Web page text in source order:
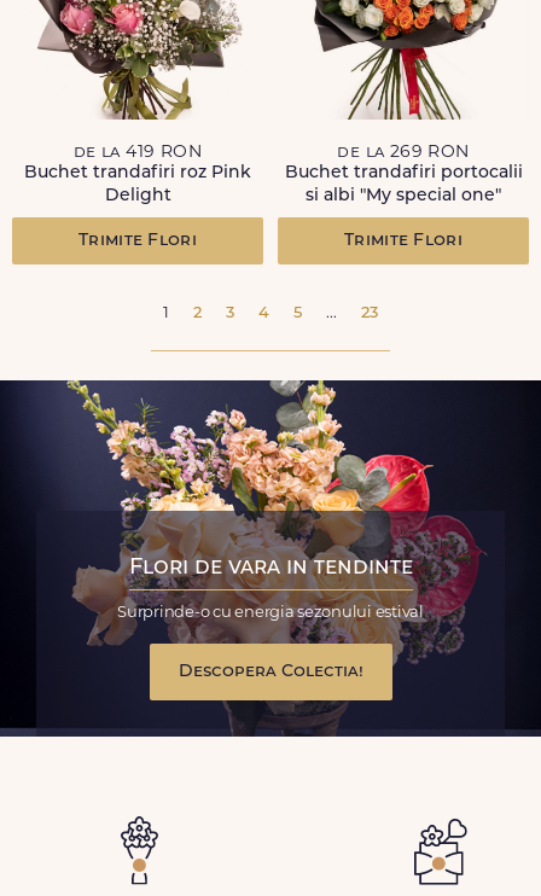
de la 419 RON
Buchet trandafiri roz Pink
Delight
Trimite Flori
de la 269 RON
Buchet trandafiri portocalii
si albi "My special one"
Trimite Flori
1 2 3 4 5 ... 23
Flori de vara in tendinte
Surprinde-o cu energia sezonului estival
Descopera Colectia!